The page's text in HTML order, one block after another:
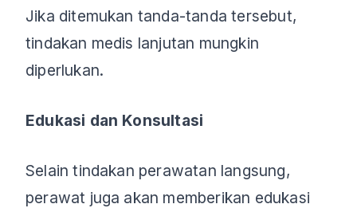
Jika ditemukan tanda-tanda tersebut,
tindakan medis lanjutan mungkin
diperlukan.
Edukasi dan Konsultasi
Selain tindakan perawatan langsung,
perawat juga akan memberikan edukasi